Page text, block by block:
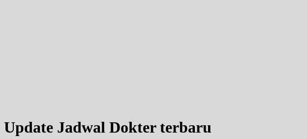
Jam 07:00 - 14:00
EKSEKUTIF
Update Jadwal Dokter terbaru